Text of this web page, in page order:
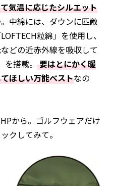
気温に応じたシルエット
中綿には、ダウンに匹敵
粒綿」を使用し、
どの近赤外線を吸収して
搭載。 要はとにかく暖
ほしい万能ベストなの
から。ゴルフウェアだけ
クしてみて。